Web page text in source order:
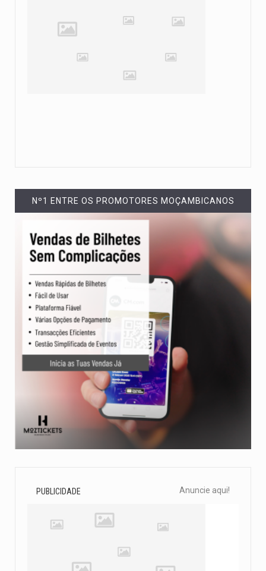
Nº1 ENTRE OS PROMOTORES MOÇAMBICANOS
PUBLICIDADE Anuncie aqui!